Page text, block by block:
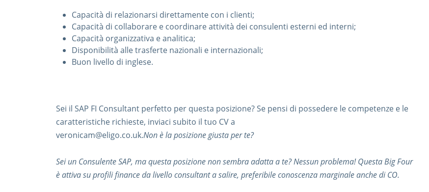
Capacità di relazionarsi direttamente con i clienti;
Capacità di collaborare e coordinare attività dei consulenti esterni ed interni;
Capacità organizzativa e analitica;
Disponibilità alle trasferte nazionali e internazionali;
Buon livello di inglese.
Sei il SAP FI Consultant perfetto per questa posizione? Se pensi di possedere le competenze e le
caratteristiche richieste, inviaci subito il tuo CV a
veronicam@eligo.co.uk.Non è la posizione giusta per te?
Sei un Consulente SAP, ma questa posizione non sembra adatta a te? Nessun problema! Questa Big Four
è attiva su profili finance da livello consultant a salire, preferibile conoscenza marginale anche di CO.